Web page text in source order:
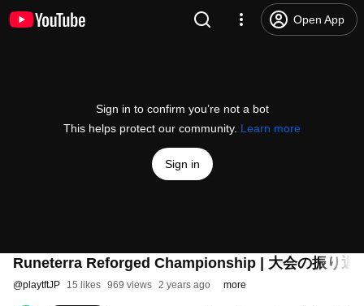
Open App
Sign in to confirm you’re not a bot
This helps protect our community. Learn more
Sign in
Runeterra Reforged Championship | 大会の振り返
@playtftJP 15 likes 969 views 2 years ago more